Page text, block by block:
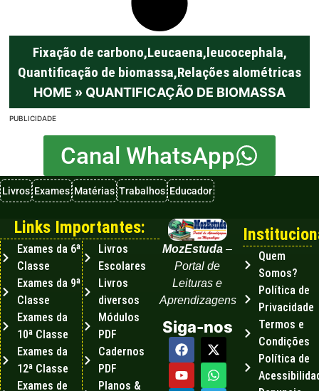
Fixação de carbono,Leucaena,leucocephala,
Quantificação de biomassa,Relações alométricas
HOME » QUANTIFICAÇÃO DE BIOMASSA
PUBLICIDADE
Canal WhatsApp
Livros Exames Matérias Trabalhos Educador
MozEstuda –
Portal de
Leituras e
Aprendizagens
Siga-nos
Quem
Somos?
Política de
Privacidade
Termos e
Condições
Política de
Links Importantes:
Exames da 6ª
Classe
Exames da 9ª
Classe
Exames da
10ª Classe
Exames da
12ª Classe
Exames de
Livros
Escolares
Livros
diversos
Módulos
PDF
Cadernos
PDF
Planos &